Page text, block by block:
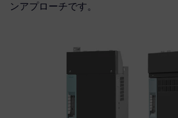
ンアプローチです。